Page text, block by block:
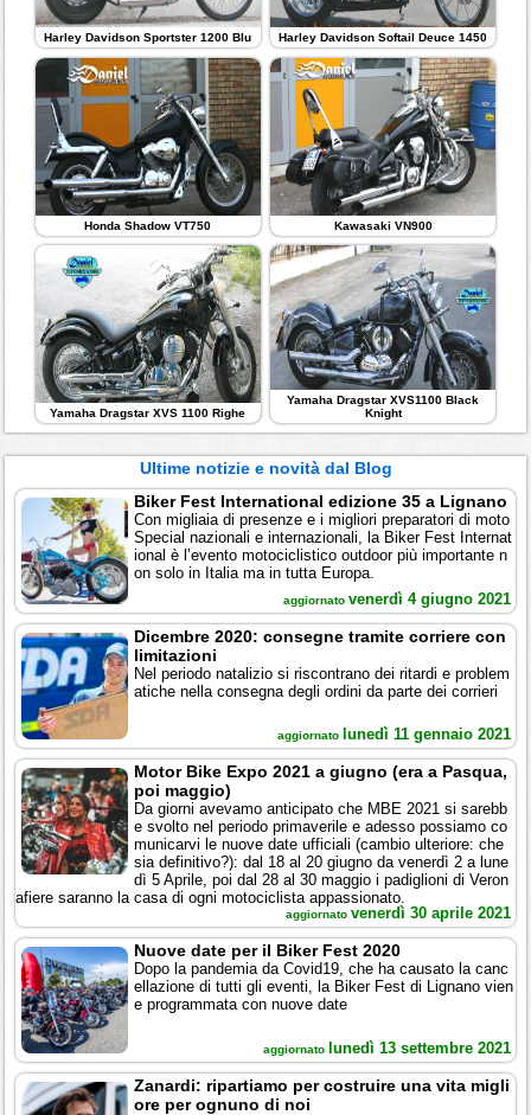
Harley Davidson Sportster 1200 Blu Harley Davidson Softail Deuce 1450
Honda Shadow VT750 Kawasaki VN900
Yamaha Dragstar XVS 1100 Righe
Yamaha Dragstar XVS1100 Black
Knight
Ultime notizie e novità dal Blog
Biker Fest International edizione 35 a Lignano
Con migliaia di presenze e i migliori preparatori di moto
Special nazionali e internazionali, la Biker Fest Internat
ional è l’evento motociclistico outdoor più importante n
on solo in Italia ma in tutta Europa.
aggiornato venerdì 4 giugno 2021
Dicembre 2020: consegne tramite corriere con
limitazioni
Nel periodo natalizio si riscontrano dei ritardi e problem
atiche nella consegna degli ordini da parte dei corrieri
aggiornato lunedì 11 gennaio 2021
Motor Bike Expo 2021 a giugno (era a Pasqua,
poi maggio)
Da giorni avevamo anticipato che MBE 2021 si sarebb
e svolto nel periodo primaverile e adesso possiamo co
municarvi le nuove date ufficiali (cambio ulteriore: che
sia definitivo?): dal 18 al 20 giugno da venerdì 2 a lune
dì 5 Aprile, poi dal 28 al 30 maggio i padiglioni di Veron
afiere saranno la casa di ogni motociclista appassionato.
aggiornato venerdì 30 aprile 2021
Nuove date per il Biker Fest 2020
Dopo la pandemia da Covid19, che ha causato la canc
ellazione di tutti gli eventi, la Biker Fest di Lignano vien
e programmata con nuove date
aggiornato lunedì 13 settembre 2021
Zanardi: ripartiamo per costruire una vita migli
ore per ognuno di noi